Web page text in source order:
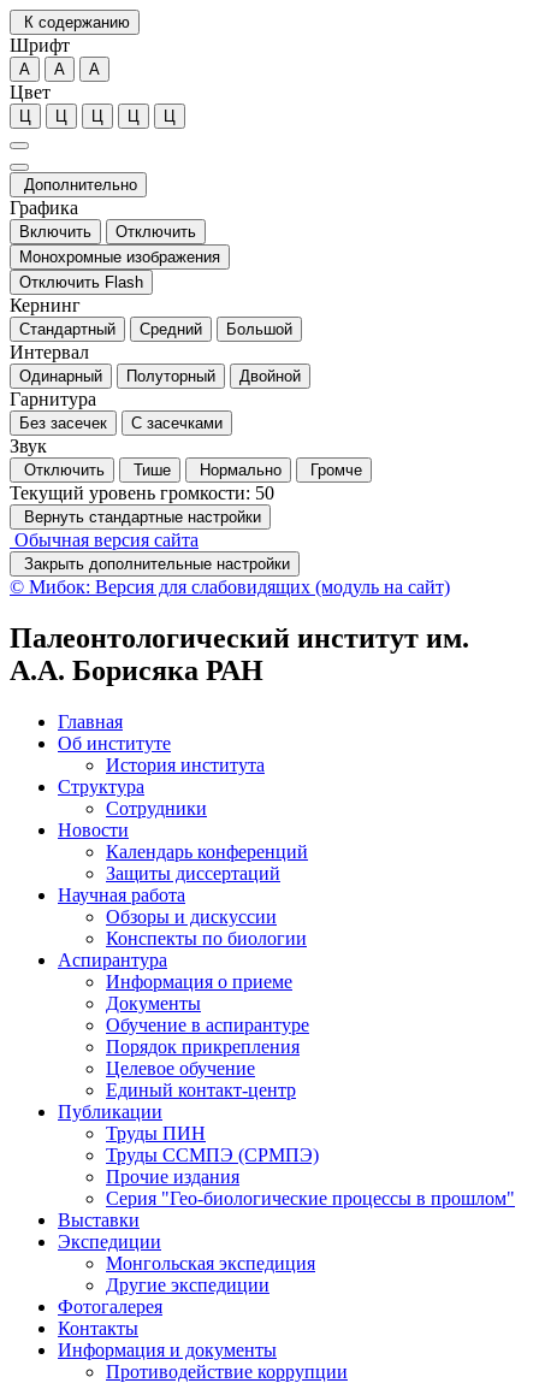
К содержанию
Шрифт
А А А
Цвет
Ц Ц Ц Ц Ц
Дополнительно
Графика
Включить
Отключить
Монохромные изображения
Отключить Flash
Кернинг
Стандартный Средний Большой
Интервал
Одинарный Полуторный Двойной
Гарнитура
Без засечек С засечками
Звук
Отключить Тише Нормально Громче
Текущий уровень громкости: 50
Вернуть стандартные настройки
Обычная версия сайта
Закрыть дополнительные настройки
© Мибок: Версия для слабовидящих (модуль на сайт)
Палеонтологический институт им.
А.А. Борисяка РАН
Главная
Об институте
История института
Структура
Сотрудники
Новости
Календарь конференций
Защиты диссертаций
Научная работа
Обзоры и дискуссии
Конспекты по биологии
Аспирантура
Информация о приеме
Документы
Обучение в аспирантуре
Порядок прикрепления
Целевое обучение
Единый контакт-центр
Публикации
Труды ПИН
Труды ССМПЭ (СРМПЭ)
Прочие издания
Серия "Гео-биологические процессы в прошлом"
Выставки
Экспедиции
Монгольская экспедиция
Другие экспедиции
Фотогалерея
Контакты
Информация и документы
Противодействие коррупции